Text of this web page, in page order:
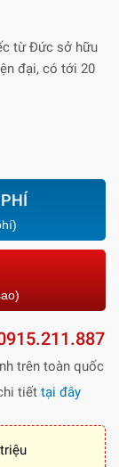
từ Đức sở hữu
đại, có tới 20
trên toàn quốc
tiết tại đây